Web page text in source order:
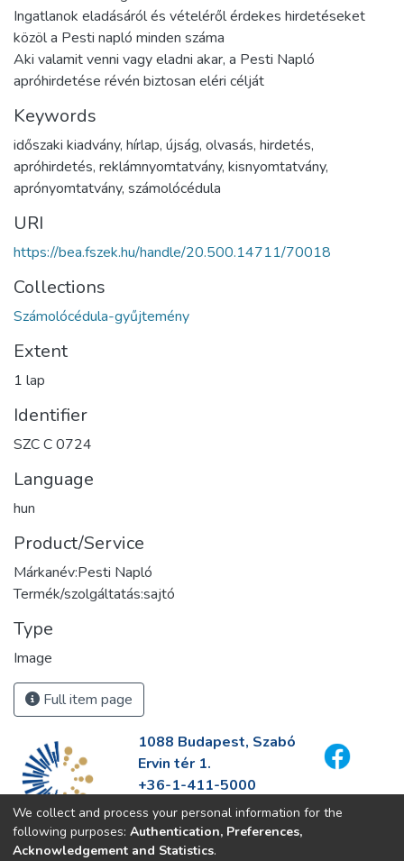
Ingatlanok eladásáról és vételéről érdekes hirdetéseket
közöl a Pesti napló minden száma
Aki valamit venni vagy eladni akar, a Pesti Napló
apróhirdetése révén biztosan eléri célját
Keywords
időszaki kiadvány, hírlap, újság, olvasás, hirdetés,
apróhirdetés, reklámnyomtatvány, kisnyomtatvány,
aprónyomtatvány, számolócédula
URI
https://bea.fszek.hu/handle/20.500.14711/70018
Collections
Számolócédula-gyűjtemény
Extent
1 lap
Identifier
SZC C 0724
Language
hun
Product/Service
Márkanév:Pesti Napló
Termék/szolgáltatás:sajtó
Type
Image
Full item page
1088 Budapest, Szabó
Ervin tér 1.
+36-1-411-5000
info@fszek.hu
https://fszek.hu
We collect and process your personal information for the
following purposes: Authentication, Preferences,
Acknowledgement and Statistics.